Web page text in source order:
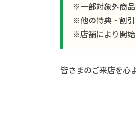
※一部対象外商品
※他の特典・割引
※店舗により開始
皆さまのご来店を心